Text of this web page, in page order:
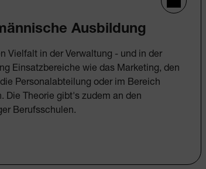
Ausbildung
Vielfalt in der Verwaltung - und in der
Einsatzbereiche wie das Marketing, den
Personalabteilung oder im Bereich
Die Theorie gibt's zudem an den
Berufsschulen.